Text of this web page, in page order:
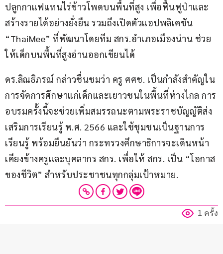
ปลูกกาแฟแทนไร่ข้าวโพดบนพื้นที่สูง เพื่อฟื้นฟูป่าและ
สร้างรายได้อย่างยั่งยืน รวมถึงเปิดตัวแอปพลิเคชัน
“ThaiMee” ที่พัฒนาโดยทีม สกร.อำเภอเมืองน่าน ช่วย
ให้เด็กบนพื้นที่สูงอ่านออกเขียนได้
ดร.ลิณธิภรณ์ กล่าวชื่นชมว่า ครู ศศช. เป็นกำลังสำคัญใน
การจัดการศึกษาแก่เด็กและเยาวชนในพื้นที่ห่างไกล การ
อบรมครั้งนี้จะช่วยเพิ่มสมรรถนะตามพระราชบัญญัติส่ง
เสริมการเรียนรู้ พ.ศ. 2566 และใช้ชุมชนเป็นฐานการ
เรียนรู้ พร้อมยืนยันว่า กระทรวงศึกษาธิการจะเดินหน้า
เคียงข้างครูและบุคลากร สกร. เพื่อให้ สกร. เป็น “โอกาส
ของชีวิต” สำหรับประชาชนทุกกลุ่มเป้าหมาย.
1 ครั้ง